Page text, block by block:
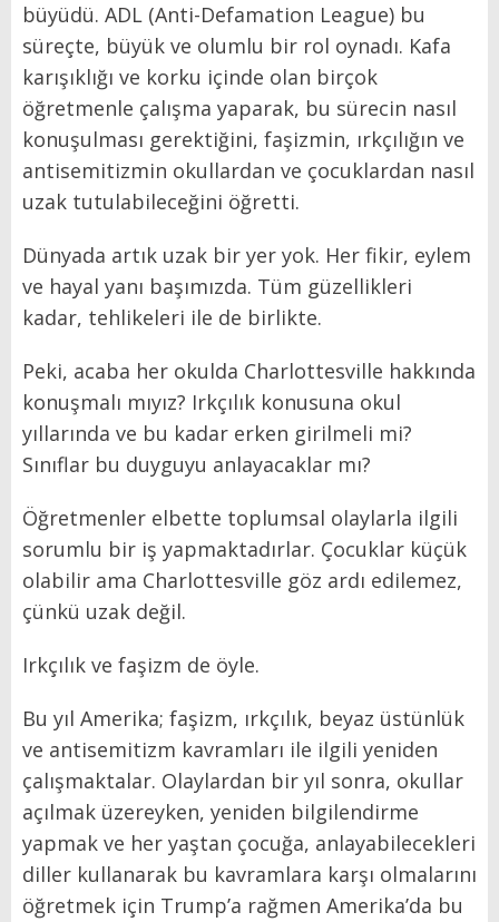
büyüdü. ADL (Anti-Defamation League) bu
süreçte, büyük ve olumlu bir rol oynadı. Kafa
karışıklığı ve korku içinde olan birçok
öğretmenle çalışma yaparak, bu sürecin nasıl
konuşulması gerektiğini, faşizmin, ırkçılığın ve
antisemitizmin okullardan ve çocuklardan nasıl
uzak tutulabileceğini öğretti.
Dünyada artık uzak bir yer yok. Her fikir, eylem
ve hayal yanı başımızda. Tüm güzellikleri
kadar, tehlikeleri ile de birlikte.
Peki, acaba her okulda Charlottesville hakkında
konuşmalı mıyız? Irkçılık konusuna okul
yıllarında ve bu kadar erken girilmeli mi?
Sınıflar bu duyguyu anlayacaklar mı?
Öğretmenler elbette toplumsal olaylarla ilgili
sorumlu bir iş yapmaktadırlar. Çocuklar küçük
olabilir ama Charlottesville göz ardı edilemez,
çünkü uzak değil.
Irkçılık ve faşizm de öyle.
Bu yıl Amerika; faşizm, ırkçılık, beyaz üstünlük
ve antisemitizm kavramları ile ilgili yeniden
çalışmaktalar. Olaylardan bir yıl sonra, okullar
açılmak üzereyken, yeniden bilgilendirme
yapmak ve her yaştan çocuğa, anlayabilecekleri
diller kullanarak bu kavramlara karşı olmalarını
öğretmek için Trump’a rağmen Amerika’da bu